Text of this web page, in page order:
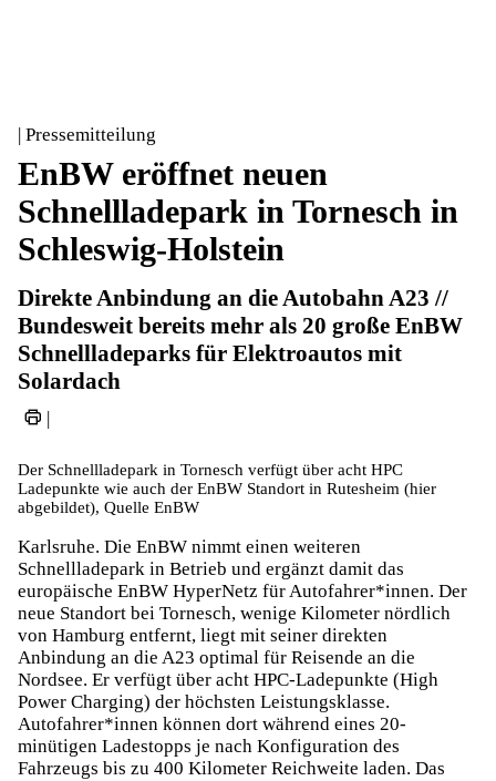
| Pressemitteilung
EnBW eröffnet neuen
Schnellladepark in Tornesch in
Schleswig-Holstein
Direkte Anbindung an die Autobahn A23 //
Bundesweit bereits mehr als 20 große EnBW
Schnellladeparks für Elektroautos mit
Solardach
|
Der Schnellladepark in Tornesch verfügt über acht HPC
Ladepunkte wie auch der EnBW Standort in Rutesheim (hier
abgebildet), Quelle EnBW
Karlsruhe. Die EnBW nimmt einen weiteren
Schnellladepark in Betrieb und ergänzt damit das
europäische EnBW HyperNetz für Autofahrer*innen. Der
neue Standort bei Tornesch, wenige Kilometer nördlich
von Hamburg entfernt, liegt mit seiner direkten
Anbindung an die A23 optimal für Reisende an die
Nordsee. Er verfügt über acht HPC-Ladepunkte (High
Power Charging) der höchsten Leistungsklasse.
Autofahrer*innen können dort während eines 20-
minütigen Ladestopps je nach Konfiguration des
Fahrzeugs bis zu 400 Kilometer Reichweite laden. Das